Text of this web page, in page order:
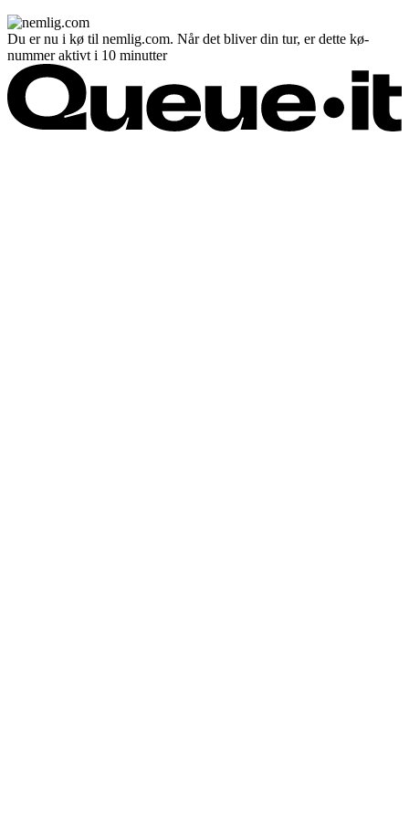
Du er nu i kø til nemlig.com. Når det bliver din tur, er dette kø-
nummer aktivt i 10 minutter